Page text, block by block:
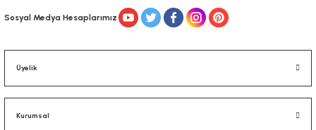
Sosyal Medya Hesaplarımız
Üyelik
Kurumsal